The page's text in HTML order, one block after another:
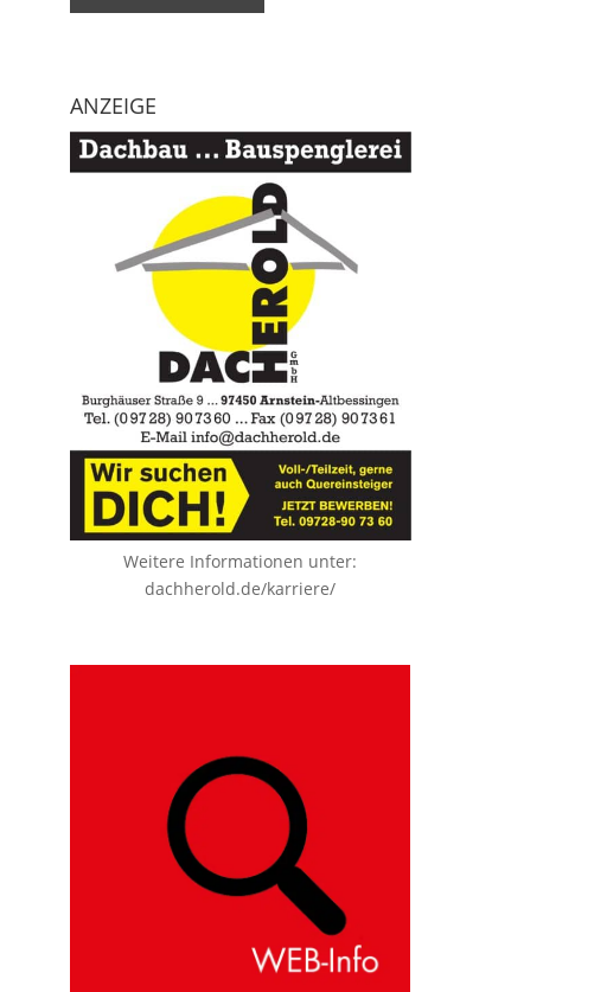
ANZEIGE
Weitere Informationen unter:
dachherold.de/karriere/